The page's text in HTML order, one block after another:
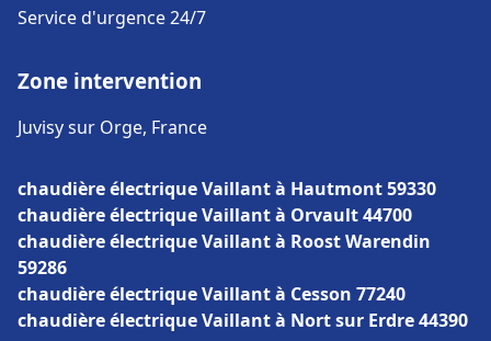
Service d'urgence 24/7
Zone intervention
Juvisy sur Orge, France
chaudière électrique Vaillant à Hautmont 59330
chaudière électrique Vaillant à Orvault 44700
chaudière électrique Vaillant à Roost Warendin
59286
chaudière électrique Vaillant à Cesson 77240
chaudière électrique Vaillant à Nort sur Erdre 44390